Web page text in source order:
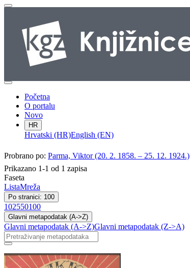
Početna
O portalu
Novo
HR
Hrvatski (HR)English (EN)
Probrano po: Parma, Viktor (20. 2. 1858. – 25. 12. 1924.)
Prikazano 1-1 od 1 zapisa
Faseta
ListaMreža
Po stranici: 100
102550100
Glavni metapodatak (A->Z)
Glavni metapodatak (A->Z)Glavni metapodatak (Z->A)